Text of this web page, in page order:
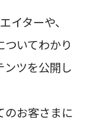
イターや、
いてわかり
ツを公開し
のお客さまに